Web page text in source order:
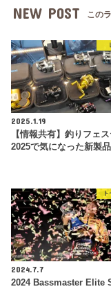
NEW POST この
2025.1.19
【情報共有】釣りフェ
2025で気になった新製品
2024.7.7
2024 Bassmaster Elite